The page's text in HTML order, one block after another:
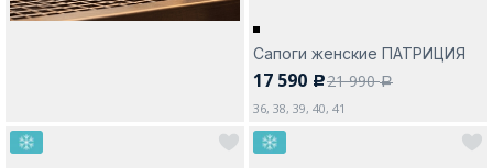
Сапоги женские ПАТРИЦИЯ
17 590 c21 990a
36, 38, 39, 40, 41